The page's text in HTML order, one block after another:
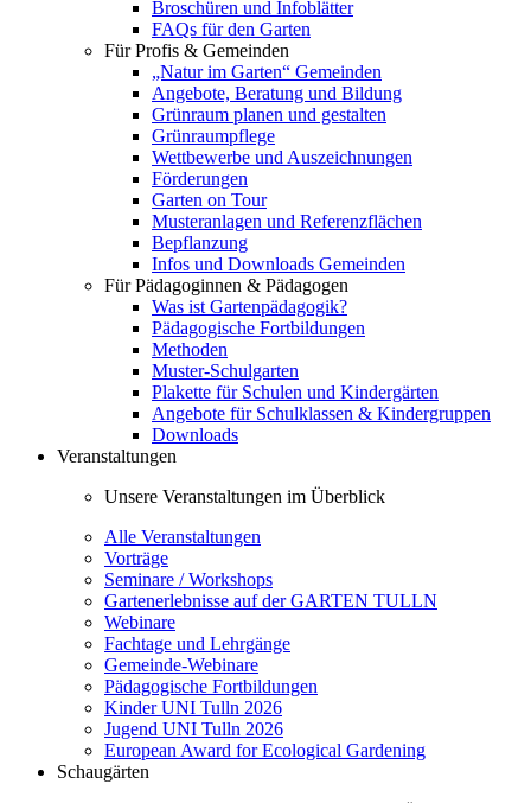
Broschüren und Infoblätter
FAQs für den Garten
Für Profis & Gemeinden
„Natur im Garten“ Gemeinden
Angebote, Beratung und Bildung
Grünraum planen und gestalten
Grünraumpflege
Wettbewerbe und Auszeichnungen
Förderungen
Garten on Tour
Musteranlagen und Referenzflächen
Bepflanzung
Infos und Downloads Gemeinden
Für Pädagoginnen & Pädagogen
Was ist Gartenpädagogik?
Pädagogische Fortbildungen
Methoden
Muster-Schulgarten
Plakette für Schulen und Kindergärten
Angebote für Schulklassen & Kindergruppen
Downloads
Veranstaltungen
Unsere Veranstaltungen im Überblick
Alle Veranstaltungen
Vorträge
Seminare / Workshops
Gartenerlebnisse auf der GARTEN TULLN
Webinare
Fachtage und Lehrgänge
Gemeinde-Webinare
Pädagogische Fortbildungen
Kinder UNI Tulln 2026
Jugend UNI Tulln 2026
European Award for Ecological Gardening
Schaugärten